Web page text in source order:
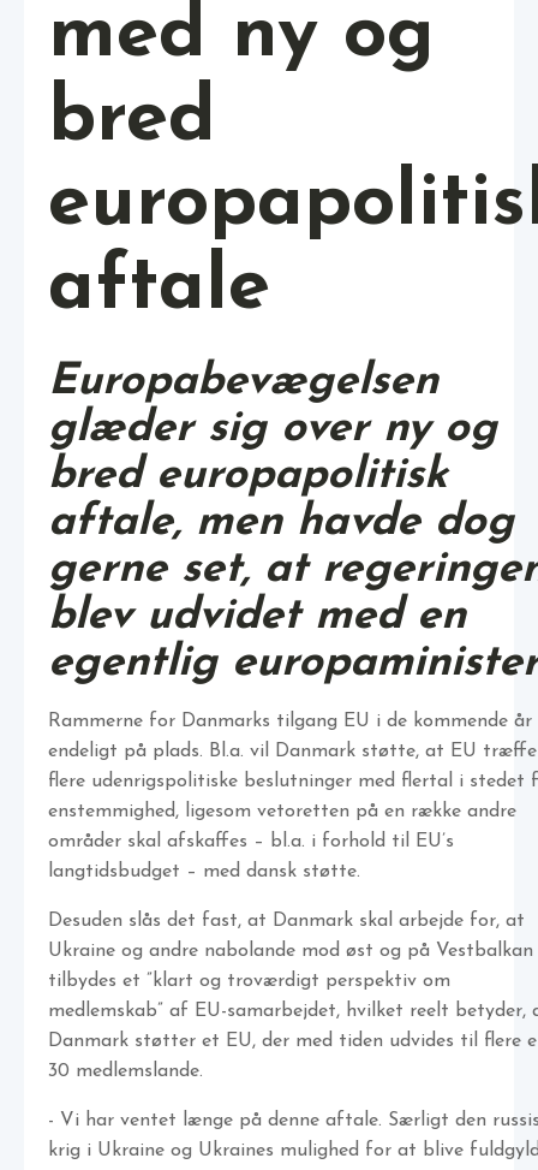
med ny og
bred
aftale
Europabevægelsen
glæder sig over ny og
bred europapolitisk
aftale, men havde dog
gerne set, at
blev udvidet med en
egentlig
Rammerne for Danmarks tilgang EU i de kommende år
endeligt på plads. Bl.a. vil Danmark støtte, at EU
flere udenrigspolitiske beslutninger med flertal i stedet
enstemmighed, ligesom vetoretten på en række andre
områder skal afskaffes – bl.a. i forhold til EU’s
langtidsbudget – med dansk støtte.
Desuden slås det fast, at Danmark skal arbejde for, at
Ukraine og andre nabolande mod øst og på Vestbalkan
tilbydes et ”klart og troværdigt perspektiv om
medlemskab” af EU-samarbejdet, hvilket reelt betyder,
Danmark støtter et EU, der med tiden udvides til flere
30 medlemslande.
- Vi har ventet længe på denne aftale. Særligt den
krig i Ukraine og Ukraines mulighed for at blive